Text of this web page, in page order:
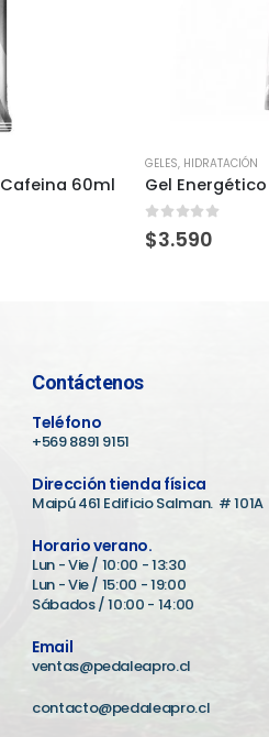
Cafeina 60ml
GELES, HIDRATACIÓN
0 out of 5
$3.590
Contáctenos
Teléfono
+569 8891 9151
Dirección tienda física
Maipú 461 Edificio Salman. # 101A
Horario verano.
Lun - Vie / 10:00 - 13:30
Lun - Vie / 15:00 - 19:00
Sábados / 10:00 - 14:00
Email
ventas@pedaleapro.cl
contacto@pedaleapro.cl